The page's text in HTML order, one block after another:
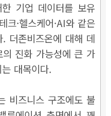
기업 데이터를 보유
크·헬스케어·AI와 같은
더존비즈온에 대해 데
진화 가능성에 큰 가
대목이다.
비즈니스 구조에도 불